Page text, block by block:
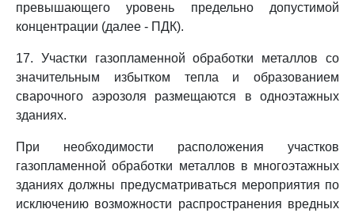
превышающего уровень предельно допустимой
концентрации (далее - ПДК).
17. Участки газопламенной обработки металлов со
значительным избытком тепла и образованием
сварочного аэрозоля размещаются в одноэтажных
зданиях.
При необходимости расположения участков
газопламенной обработки металлов в многоэтажных
зданиях должны предусматриваться мероприятия по
исключению возможности распространения вредных